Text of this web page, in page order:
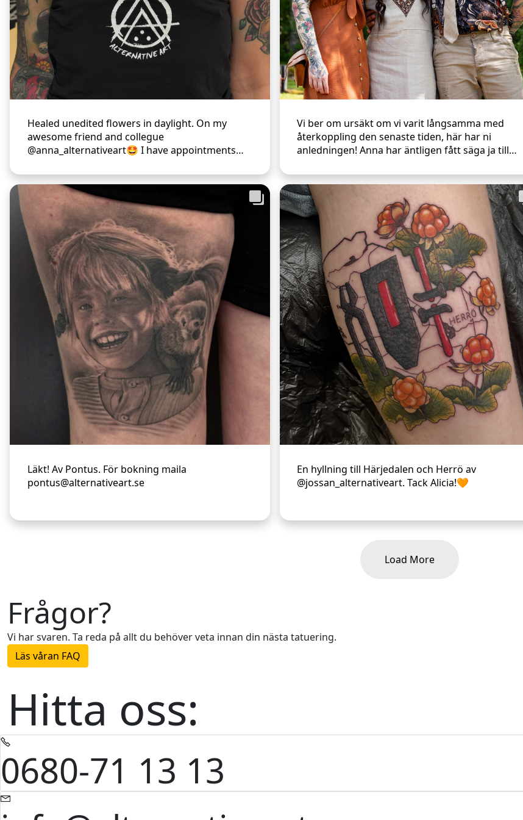
Healed unedited flowers in daylight. On my
awesome friend and collegue
@anna_alternativeart🤩 I have appointments
@kalmarblackfest 25-26 sept Email
pontus@alternativeart.se to book!
Vi ber om ursäkt om vi varit långsamma med
återkoppling den senaste tiden, här har ni
anledningen! Anna har äntligen fått säga ja till
dundrande bröllop🥂🎉 Det finns fortfarande
några strötider kvar i sommar hos Pontus och
Anna. Hör du av dig nu kan du välja lite friare
bland tiderna i höst. Jossan flyttar i mitten av
augusti och är fullbokad till dess, men kommer
framöver tillbaka och gästjobbar i mån av tid.
Tack för att ni väljer att tatuera er hos oss! Och
ett STORT grattis till vår fina Anna❤️ 📷 @vildway
Läkt! Av Pontus. För bokning maila
pontus@alternativeart.se
En hyllning till Härjedalen och Herrö av
@jossan_alternativeart. Tack Alicia!🧡
Load More
Frågor?
Vi har svaren. Ta reda på allt du behöver veta innan din nästa tatuering.
Läs våran FAQ
Hitta oss:
0680-71 13 13